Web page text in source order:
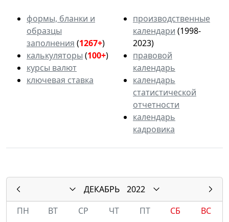
формы, бланки и
образцы
заполнения (1267+)
калькуляторы (100+)
курсы валют
ключевая ставка
производственные
календари (1998-
2023)
правовой
календарь
календарь
статистической
отчетности
календарь
кадровика
ДЕКАБРЬ
2022
ПН
ВТ СР ЧТ ПТ СБ
ВС